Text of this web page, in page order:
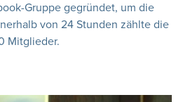
Gruppe gegründet, um die
von 24 Stunden zählte die
Mitglieder.